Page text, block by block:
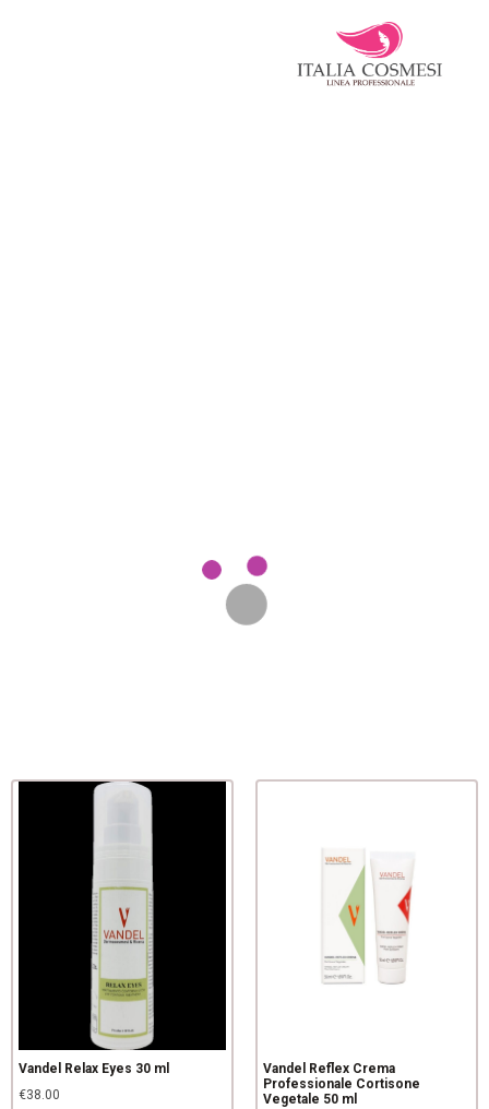
Vandel Relax Eyes 30 ml
€38.00
Vandel Reflex Crema
Professionale Cortisone
Vegetale 50 ml